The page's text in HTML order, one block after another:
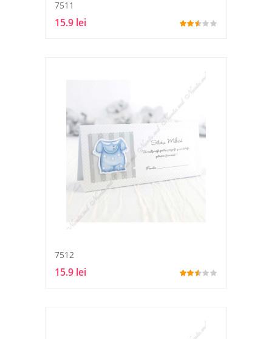
7511
15.9 lei
7512
15.9 lei